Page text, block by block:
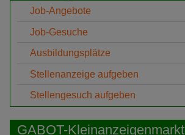
Job-Angebote
Job-Gesuche
Ausbildungsplätze
Stellenanzeige aufgeben
Stellengesuch aufgeben
GABOT-Kleinanzeigenmarkt